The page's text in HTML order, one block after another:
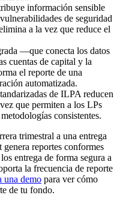
información sensible
de seguridad
a la vez que reduce el
—que conecta los datos
cuentas de capital y la
el reporte de una
automatizada.
de ILPA reducen
que permiten a los LPs
consistentes.
trimestral a una entrega
reportes conformes
entrega de forma segura a
la frecuencia de reporte
una demo para ver cómo
de tu fondo.